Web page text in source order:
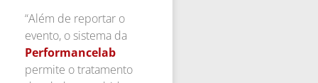
“Além de reportar o
evento, o sistema da
Performancelab
permite o tratamento